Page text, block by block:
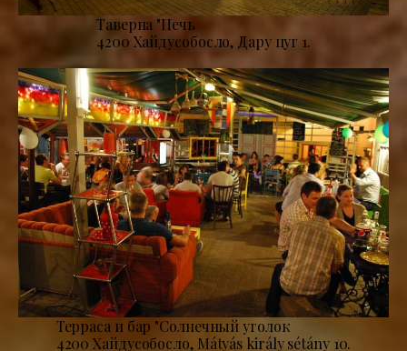
Таверна "Печь
4200 Хайдусобосло, Дару цуг 1.
Терраса и бар "Солнечный уголок
4200 Хайдусобосло, Mátyás király sétány 10.